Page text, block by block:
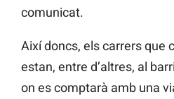
comunicat.
Així doncs, els carrers que
estan, entre d’altres, al
on es comptarà amb una